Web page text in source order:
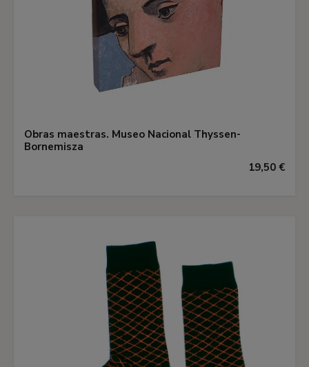
Obras maestras. Museo Nacional Thyssen-
Bornemisza
19,50 €